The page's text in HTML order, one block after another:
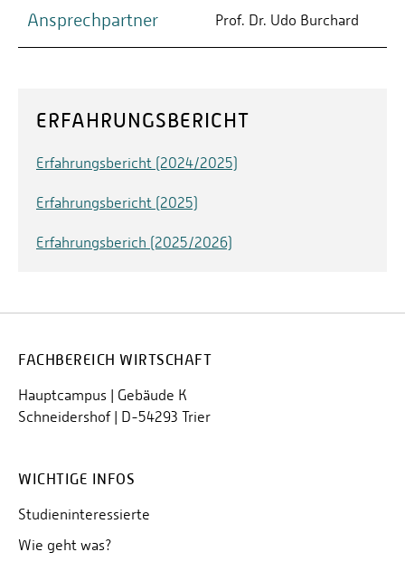
Ansprechpartner Prof. Dr. Udo Burchard
ERFAHRUNGSBERICHT
Erfahrungsbericht (2024/2025)
Erfahrungsbericht (2025)
Erfahrungsberich (2025/2026)
FACHBEREICH WIRTSCHAFT
Hauptcampus | Gebäude K
Schneidershof | D-54293 Trier
WICHTIGE INFOS
Studieninteressierte
Wie geht was?